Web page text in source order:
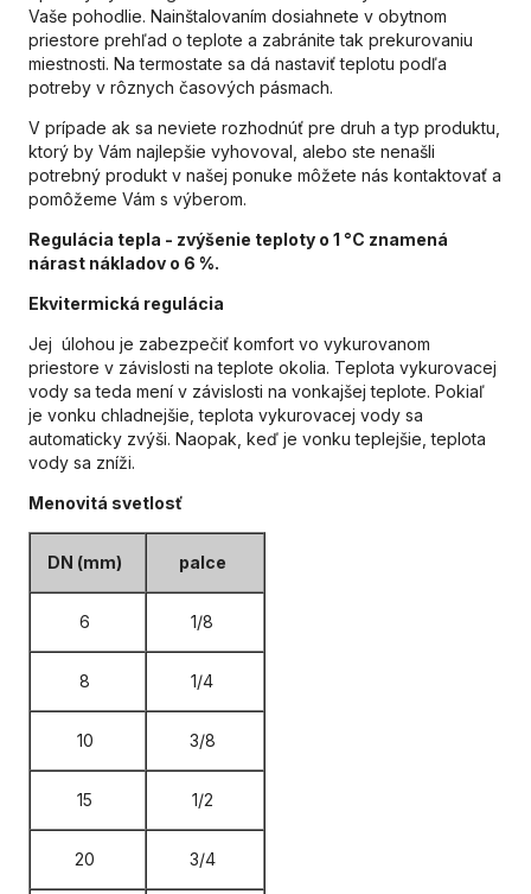
Vaše pohodlie. Nainštalovaním dosiahnete v obytnom
priestore prehľad o teplote a zabránite tak prekurovaniu
miestnosti. Na termostate sa dá nastaviť teplotu podľa
potreby v rôznych časových pásmach.
V prípade ak sa neviete rozhodnúť pre druh a typ produktu,
ktorý by Vám najlepšie vyhovoval, alebo ste nenašli
potrebný produkt v našej ponuke môžete nás kontaktovať a
pomôžeme Vám s výberom.
Regulácia tepla - zvýšenie teploty o 1 °C znamená
nárast nákladov o 6 %.
Ekvitermická regulácia
Jej úlohou je zabezpečiť komfort vo vykurovanom
priestore v závislosti na teplote okolia. Teplota vykurovacej
vody sa teda mení v závislosti na vonkajšej teplote. Pokiaľ
je vonku chladnejšie, teplota vykurovacej vody sa
automaticky zvýši. Naopak, keď je vonku teplejšie, teplota
vody sa zníži.
Menovitá svetlosť
DN (mm) palce
6 1/8
8 1/4
10 3/8
15 1/2
20 3/4